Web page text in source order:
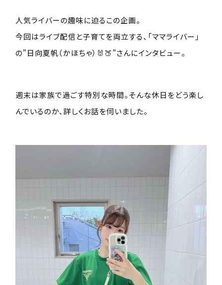
人気ライバーの趣味に迫るこの企画。
今回はライブ配信と子育てを両立する、「ママライバー」
の”日向夏帆（かほちゃ）🐰🍑”さんにインタビュー。
週末は家族で過ごす特別な時間。そんな休日をどう楽し
んでいるのか、詳しくお話を伺いました。